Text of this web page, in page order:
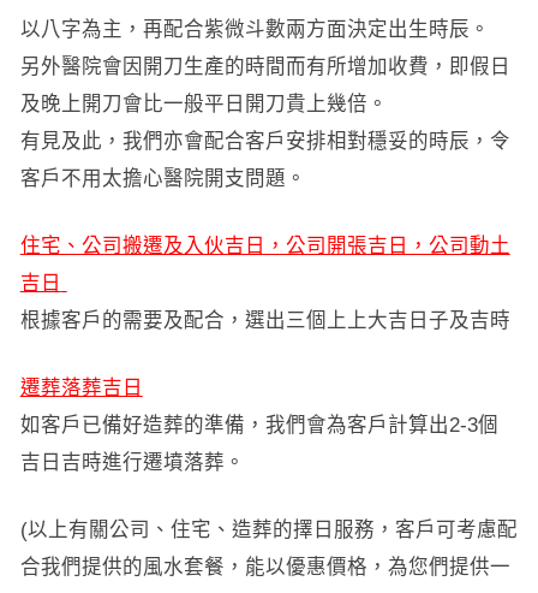
以八字為主，再配合紫微斗數兩方面決定出生時辰。
另外醫院會因開刀生產的時間而有所增加收費，即假日
及晚上開刀會比一般平日開刀貴上幾倍。
有見及此，我們亦會配合客戶安排相對穩妥的時辰，令
客戶不用太擔心醫院開支問題。
住宅、公司搬遷及入伙吉日，公司開張吉日，公司動土
吉日
根據客戶的需要及配合，選出三個上上大吉日子及吉時
遷葬落葬吉日
如客戶已備好造葬的準備，我們會為客戶計算出2-3個
吉日吉時進行遷墳落葬。
(以上有關公司、住宅、造葬的擇日服務，客戶可考慮配
合我們提供的風水套餐，能以優惠價格，為您們提供一